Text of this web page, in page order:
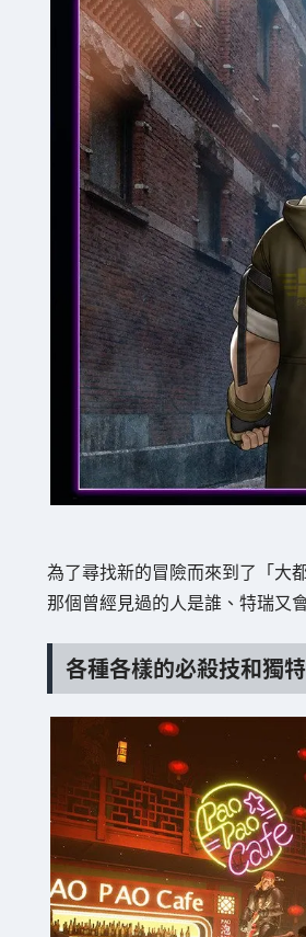
為了尋找新的冒險而來到了「大
那個曾經見過的人是誰、特瑞又
各種各樣的必殺技和獨